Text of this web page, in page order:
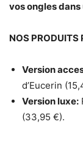
vos ongles
NOS PRODUITS
Version
d’Eucerin
Version luxe:
(33,95 €).